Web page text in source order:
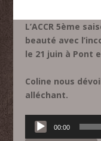
L’ACCR 5ème
beauté avec
le 21 juin à Pont
Coline nous
alléchant.
Lecteur
audio
00:00